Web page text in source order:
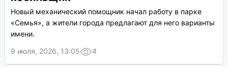
Новый механический помощник начал работу в парке
«Семья», а жители города предлагают для него варианты
имени.
9 июля, 2026, 13:05
4